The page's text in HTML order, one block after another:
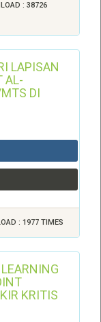
: 38726
LAPISAN
AL-
DI
: 1977 TIMES
KRITIS